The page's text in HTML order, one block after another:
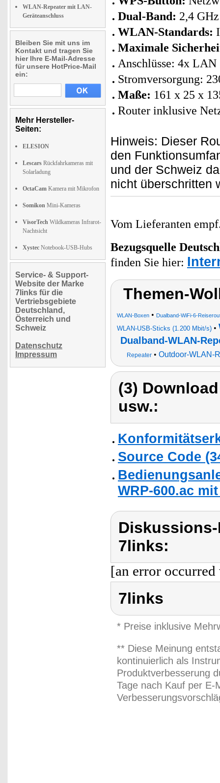
WLAN-Repeater mit LAN-
Geräteanschluss
Bleiben Sie mit uns im
Kontakt und tragen Sie
hier Ihre E-Mail-Adresse
für unsere HotPrice-Mail
ein:
Mehr Hersteller-
Seiten:
ELESION
Lescars Rückfahrkameras mit
Solarladung
OctaCam Kamera mit Mikrofon
Somikon Mini-Kameras
VisorTech Wildkameras Infrarot-
Nachtsicht
Xystec Notebook-USB-Hubs
Service- & Support-
Website der Marke
7links für die
Vertriebsgebiete
Deutschland,
Österreich und
Schweiz
Datenschutz
Impressum
Dual-Band: 2,4
WLAN-Standards:
Maximale
Anschlüsse: 4x
Stromversorgung:
Maße: 161 x 25 x
Router inklusive
Hinweis: Dieser
den
und der Schweiz
nicht überschritten
Vom Lieferanten
Bezugsquelle
finden Sie hier:
Themen-
WLAN-Boxen• Dualband-WiFi-6-
WLAN-USB-Sticks (1.200 Mbit/s) •
Dualband-WLAN-
Repeater• Outdoor-WLAN-
(3)
usw.:
Source Code
WRP-600.ac
7links:
[an error
7links
* Preise inklusive
** Diese Meinung
kontinuierlich als
Produktverbesserung
Tage nach Kauf per E-